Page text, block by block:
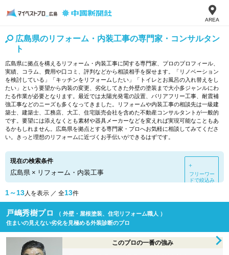
AREA
広島県のリフォーム・内装工事の専門家・コンサルタン
ト
広島県に拠点を構えるリフォーム・内装工事に関する専門家、プロのプロフィール、
実績、コラム、費用や口コミ、評判などから相談相手を探せます。「リノベーション
を検討している」「キッチンをリフォームしたい」「トイレとお風呂の入れ替えをし
たい」という要望から内装の変更、劣化してきた外壁の塗装まで大小多ジャンルにわ
たる作業が必要となります。最近では太陽光発電の設置、バリアフリー工事、耐震補
強工事などのニーズも多くなってきました。リフォームや内装工事の相談先は一級建
築士、建築士、工務店、大工、住宅販売会社を含めた不動産コンサルタントが一般的
です。要望には添えなくとも素材や器具メーカーなどを変えれば実現可能なこともあ
るかもしれません。広島県を拠点とする専門家・プロへお気軽に相談してみてくださ
い。きっと理想のリフォームに近づくお手伝いができるはずです。
現在の検索条件
広島県 × リフォーム・内装工事
＋
フリーワー
ドで絞込み
1～13人を表示 ／ 全13件
戸嶋秀樹プロ
（ 外壁・屋根塗装、住宅リフォーム職人 ）
住まいの見えない劣化を見極める外装診断のプロ
このプロの一番の強み